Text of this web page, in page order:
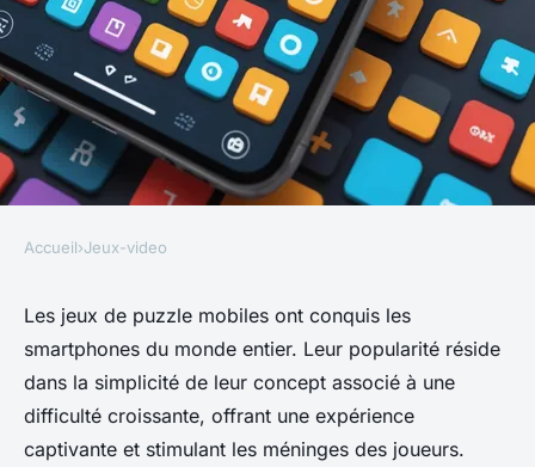
Comment analyser les
données de jeu pour améliorer
l'expérience utilisateur dans
un jeu de puzzle mobile?
Accueil›Jeux-video
Les jeux de puzzle mobiles ont conquis les
smartphones du monde entier. Leur popularité réside
dans la simplicité de leur concept associé à une
difficulté croissante, offrant une expérience
captivante et stimulant les méninges des joueurs.